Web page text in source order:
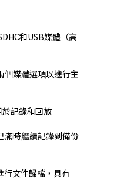
和USB媒體（高
個媒體選項以進行主
記錄和回放
滿時繼續記錄到備份
行文件歸檔，具有